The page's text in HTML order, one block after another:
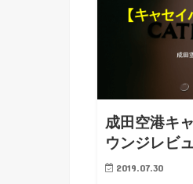
成田空港キ
ウンジレビュ
2019.07.30